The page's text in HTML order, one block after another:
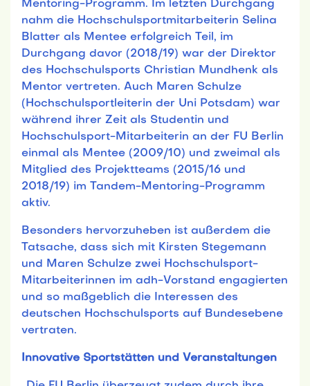
Mentoring-Programm. Im letzten Durchgang
nahm die Hochschulsportmitarbeiterin Selina
Blatter als Mentee erfolgreich Teil, im
Durchgang davor (2018/19) war der Direktor
des Hochschulsports Christian Mundhenk als
Mentor vertreten. Auch Maren Schulze
(Hochschulsportleiterin der Uni Potsdam) war
während ihrer Zeit als Studentin und
Hochschulsport-Mitarbeiterin an der FU Berlin
einmal als Mentee (2009/10) und zweimal als
Mitglied des Projektteams (2015/16 und
2018/19) im Tandem-Mentoring-Programm
aktiv.
Besonders hervorzuheben ist außerdem die
Tatsache, dass sich mit Kirsten Stegemann
und Maren Schulze zwei Hochschulsport-
Mitarbeiterinnen im adh-Vorstand engagierten
und so maßgeblich die Interessen des
deutschen Hochschulsports auf Bundesebene
vertraten.
Innovative Sportstätten und Veranstaltungen